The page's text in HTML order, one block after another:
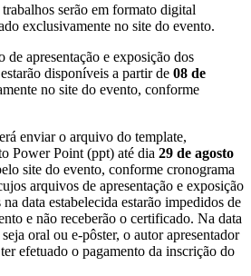
serão em formato digital
exclusivamente no site do evento.
apresentação e exposição dos
disponíveis a partir de 08 de
no site do evento, conforme
enviar o arquivo do template,
Power Point (ppt) até dia 29 de agosto
site do evento, conforme cronograma
arquivos de apresentação e exposição
data estabelecida estarão impedidos de
e não receberão o certificado. Na data
oral ou e-pôster, o autor apresentador
efetuado o pagamento da inscrição do